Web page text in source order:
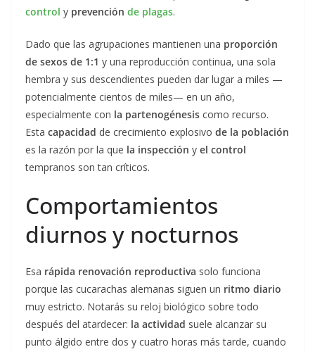
control y prevención de plagas.
Dado que las agrupaciones mantienen una proporción
de sexos de 1:1 y una reproducción continua, una sola
hembra y sus descendientes pueden dar lugar a miles —
potencialmente cientos de miles— en un año,
especialmente con la partenogénesis como recurso.
Esta capacidad de crecimiento explosivo de la población
es la razón por la que la inspección y el control
tempranos son tan críticos.
Comportamientos
diurnos y nocturnos
Esa rápida renovación reproductiva solo funciona
porque las cucarachas alemanas siguen un ritmo diario
muy estricto. Notarás su reloj biológico sobre todo
después del atardecer: la actividad suele alcanzar su
punto álgido entre dos y cuatro horas más tarde, cuando